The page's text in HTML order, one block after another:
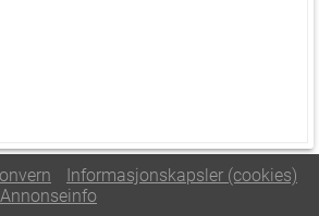
Informasjonskapsler (cookies)
Annonseinfo